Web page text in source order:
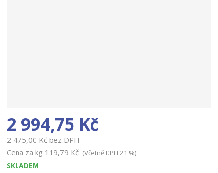
2 994,75 Kč
2 475,00 Kč bez DPH
Cena za kg 119,79 Kč (Včetně DPH 21 %)
SKLADEM